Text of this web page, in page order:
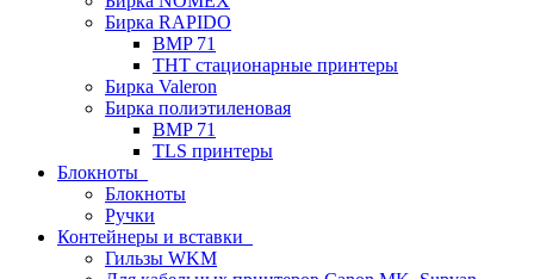
Бирка RAPIDO
BMP 71
THT стационарные принтеры
Бирка Valeron
Бирка полиэтиленовая
BMP 71
TLS принтеры
Блокноты
Блокноты
Ручки
Контейнеры и вставки
Гильзы WKM